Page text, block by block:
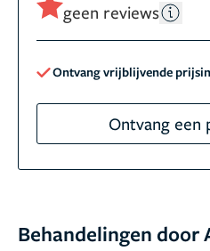
geen reviews
Ontvang vrijblijvende
Ontvang een
Behandelingen door